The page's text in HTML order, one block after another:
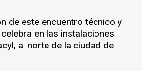
de este encuentro técnico y
en las instalaciones
al norte de la ciudad de